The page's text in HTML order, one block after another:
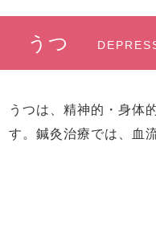
うつ
うつは、精神的・身体
す。鍼灸治療では、血